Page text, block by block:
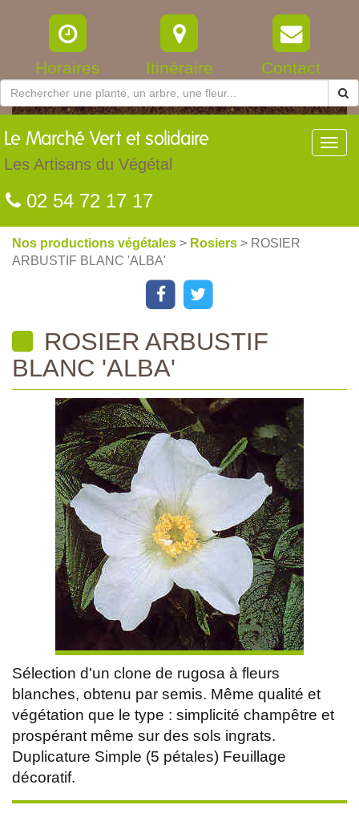
Horaires Itinéraire Contact
Le Marché Vert et solidaire
Les Artisans du Végétal
02 54 72 17 17
Nos productions végétales > Rosiers > ROSIER
ARBUSTIF BLANC 'ALBA'
ROSIER ARBUSTIF
BLANC 'ALBA'
Sélection d'un clone de rugosa à fleurs
blanches, obtenu par semis. Même qualité et
végétation que le type : simplicité champêtre et
prospérant même sur des sols ingrats.
Duplicature Simple (5 pétales) Feuillage
décoratif.